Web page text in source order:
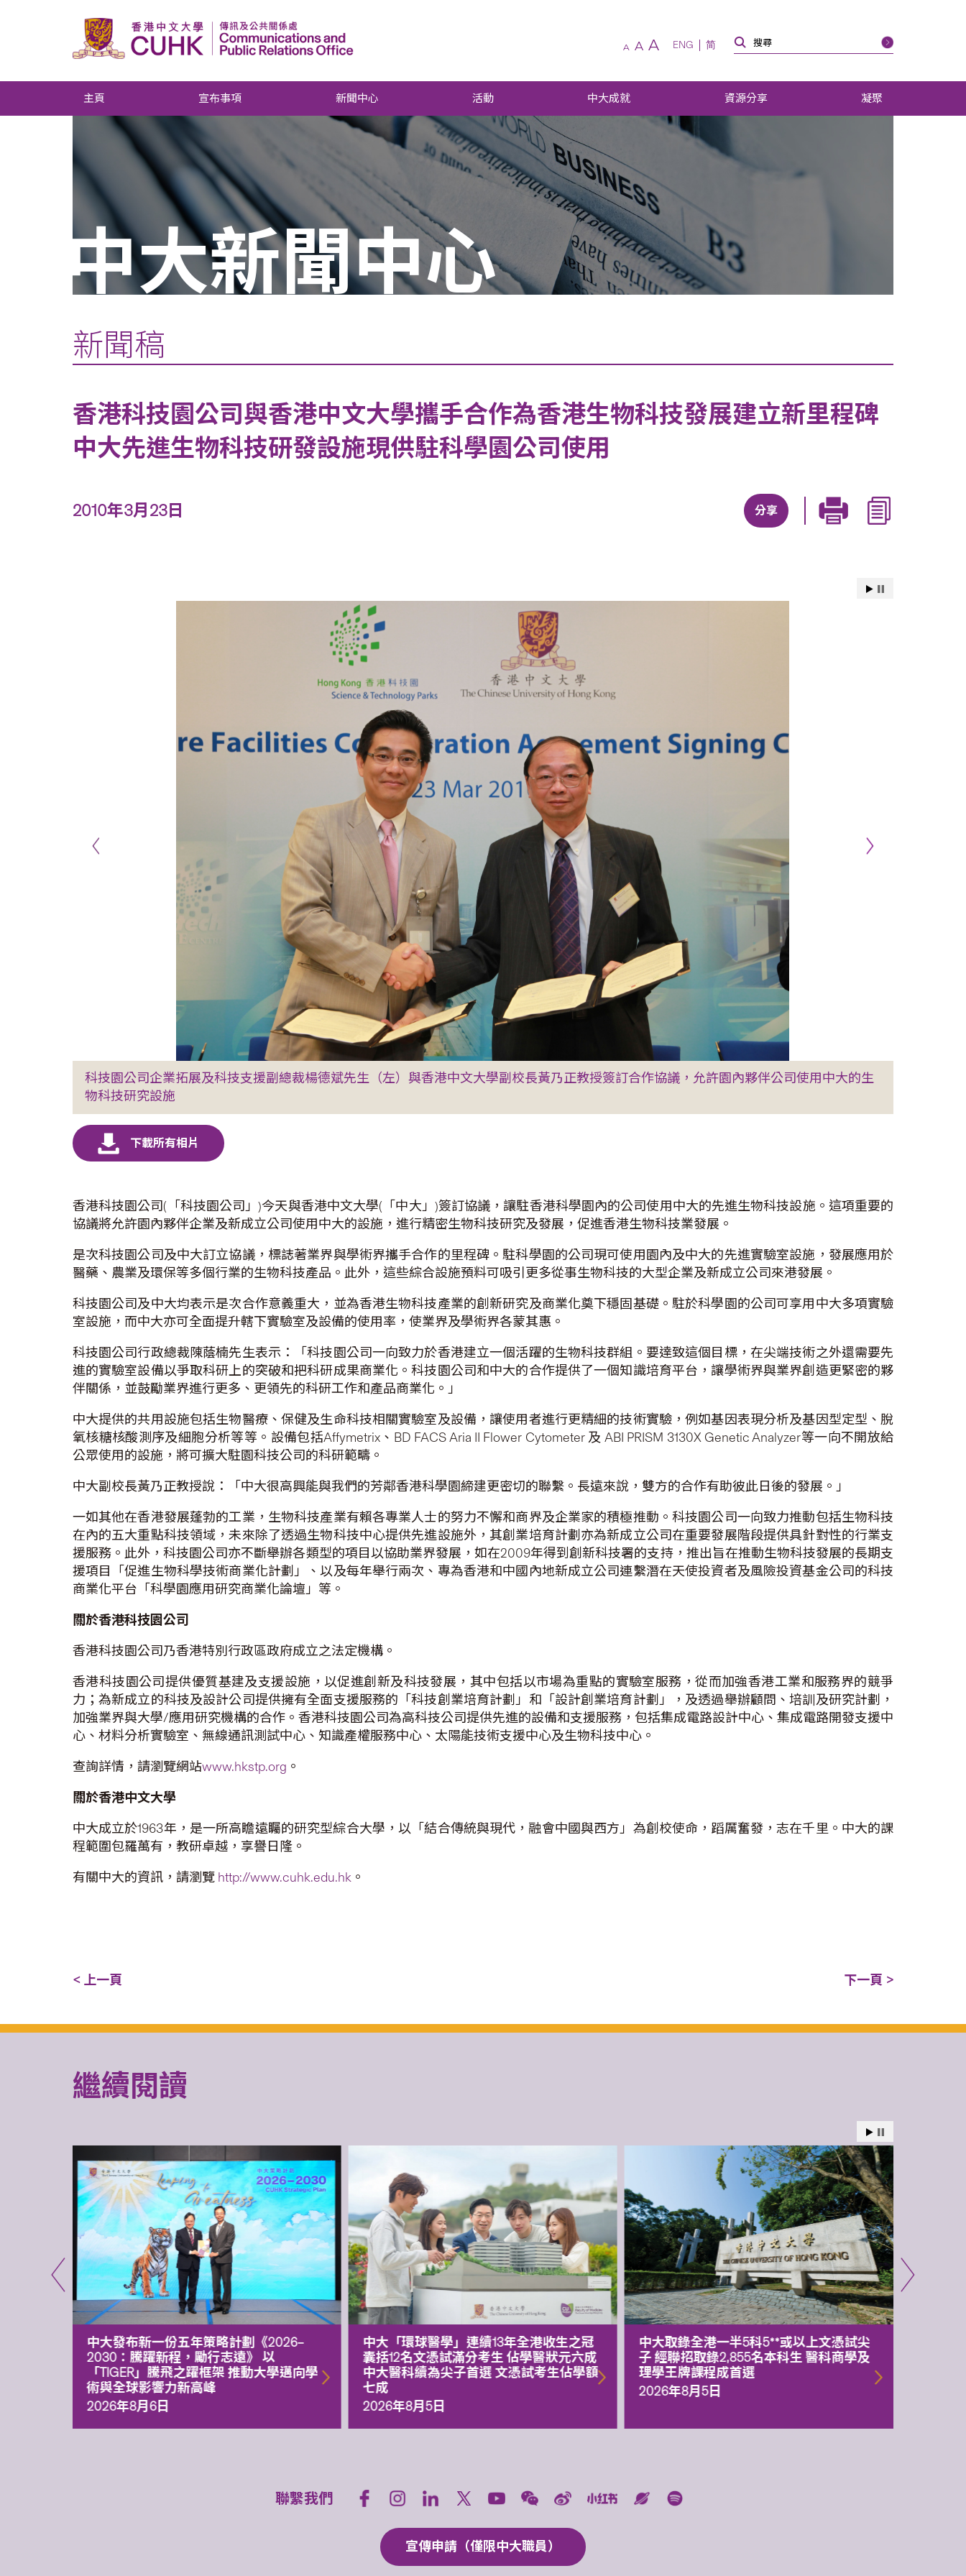
A A A ENG 简
主頁 宣布事項 新聞中心 活動 中大成就 資源分享 凝聚
中大新聞中心
新聞稿
香港科技園公司與香港中文大學攜手合作為香港生物科技發展建立新里程碑
中大先進生物科技研發設施現供駐科學園公司使用
2010年3月23日 分享
科技園公司企業拓展及科技支援副總裁楊德斌先生（左）與香港中文大學副校長黃乃正教授簽訂合作協議，允許園內夥伴公司使用中大的生
物科技研究設施
香港科技園公司(「科技園公司」)今天與香港中文大學(「中大」)簽訂協議，讓駐香港科學園內的公司使用中大的先進生物科技設施。這項重要的
協議將允許園內夥伴企業及新成立公司使用中大的設施，進行精密生物科技研究及發展，促進香港生物科技業發展。
是次科技園公司及中大訂立協議，標誌著業界與學術界攜手合作的里程碑。駐科學園的公司現可使用園內及中大的先進實驗室設施，發展應用於
醫藥、農業及環保等多個行業的生物科技產品。此外，這些綜合設施預料可吸引更多從事生物科技的大型企業及新成立公司來港發展。
科技園公司及中大均表示是次合作意義重大，並為香港生物科技產業的創新研究及商業化奠下穩固基礎。駐於科學園的公司可享用中大多項實驗
室設施，而中大亦可全面提升轄下實驗室及設備的使用率，使業界及學術界各蒙其惠。
科技園公司行政總裁陳蔭楠先生表示：「科技園公司一向致力於香港建立一個活躍的生物科技群組。要達致這個目標，在尖端技術之外還需要先
進的實驗室設備以爭取科研上的突破和把科研成果商業化。科技園公司和中大的合作提供了一個知識培育平台，讓學術界與業界創造更緊密的夥
伴關係，並鼓勵業界進行更多、更領先的科研工作和產品商業化。」
中大提供的共用設施包括生物醫療、保健及生命科技相關實驗室及設備，讓使用者進行更精細的技術實驗，例如基因表現分析及基因型定型、脫
氧核糖核酸測序及細胞分析等等。設備包括Affymetrix、BD FACS Aria II Flower Cytometer 及 ABI PRISM 3130X Genetic Analyzer等一向不開放給
公眾使用的設施，將可擴大駐園科技公司的科研範疇。
中大副校長黃乃正教授說：「中大很高興能與我們的芳鄰香港科學園締建更密切的聯繫。長遠來說，雙方的合作有助彼此日後的發展。」
一如其他在香港發展蓬勃的工業，生物科技產業有賴各專業人士的努力不懈和商界及企業家的積極推動。科技園公司一向致力推動包括生物科技
在內的五大重點科技領域，未來除了透過生物科技中心提供先進設施外，其創業培育計劃亦為新成立公司在重要發展階段提供具針對性的行業支
援服務。此外，科技園公司亦不斷舉辦各類型的項目以協助業界發展，如在2009年得到創新科技署的支持，推出旨在推動生物科技發展的長期支
援項目「促進生物科學技術商業化計劃」、以及每年舉行兩次、專為香港和中國內地新成立公司連繫潛在天使投資者及風險投資基金公司的科技
商業化平台「科學園應用研究商業化論壇」等。
關於香港科技園公司
香港科技園公司乃香港特別行政區政府成立之法定機構。
香港科技園公司提供優質基建及支援設施，以促進創新及科技發展，其中包括以市場為重點的實驗室服務，從而加強香港工業和服務界的競爭
力；為新成立的科技及設計公司提供擁有全面支援服務的「科技創業培育計劃」和「設計創業培育計劃」，及透過舉辦顧問、培訓及研究計劃，
加強業界與大學/應用研究機構的合作。香港科技園公司為高科技公司提供先進的設備和支援服務，包括集成電路設計中心、集成電路開發支援中
心、材料分析實驗室、無線通訊測試中心、知識產權服務中心、太陽能技術支援中心及生物科技中心。
查詢詳情，請瀏覽網站www.hkstp.org 。
關於香港中文大學
中大成立於1963年，是一所高瞻遠矚的研究型綜合大學，以「結合傳統與現代，融會中國與西方」為創校使命，蹈厲奮發，志在千里。中大的課
程範圍包羅萬有，教研卓越，享譽日隆。
有關中大的資訊，請瀏覽 http://www.cuhk.edu.hk。
< 上一頁 下一頁 >
繼續閱讀
中大發布新一份五年策略計劃《2026‒
2030：騰躍新程，勵行志遠》 以
「TIGER」騰飛之躍框架 推動大學邁向學
術與全球影響力新高峰
2026年8月6日
中大「環球醫學」連續13年全港收生之冠
囊括12名文憑試滿分考生 佔學醫狀元六成
中大醫科續為尖子首選 文憑試考生佔學額
七成
2026年8月5日
中大取錄全港一半5科5**或以上文憑試尖
子 經聯招取錄2,855名本科生 醫科商學及
理學王牌課程成首選
2026年8月5日
聯繫我們
宣傳申請（僅限中大職員）